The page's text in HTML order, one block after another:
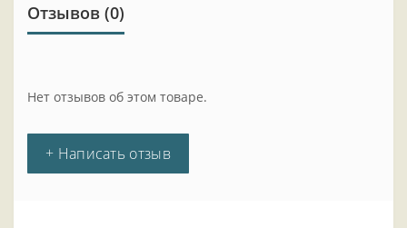
Отзывов (0)
Нет отзывов об этом товаре.
+ Написать отзыв